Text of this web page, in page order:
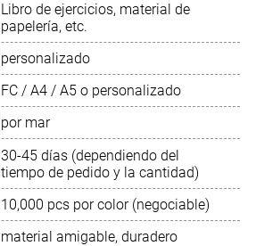
Libro de ejercicios, material de
papelería, etc.
personalizado
FC / A4 / A5 o personalizado
por mar
30-45 días (dependiendo del
tiempo de pedido y la cantidad)
10,000 pcs por color (negociable)
material amigable, duradero